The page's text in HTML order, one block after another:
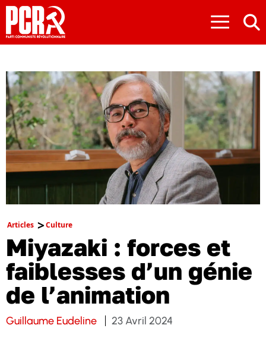
≡
Articles Culture
Miyazaki : forces et
faiblesses d’un génie
de l’animation
Guillaume Eudeline 23 Avril 2024